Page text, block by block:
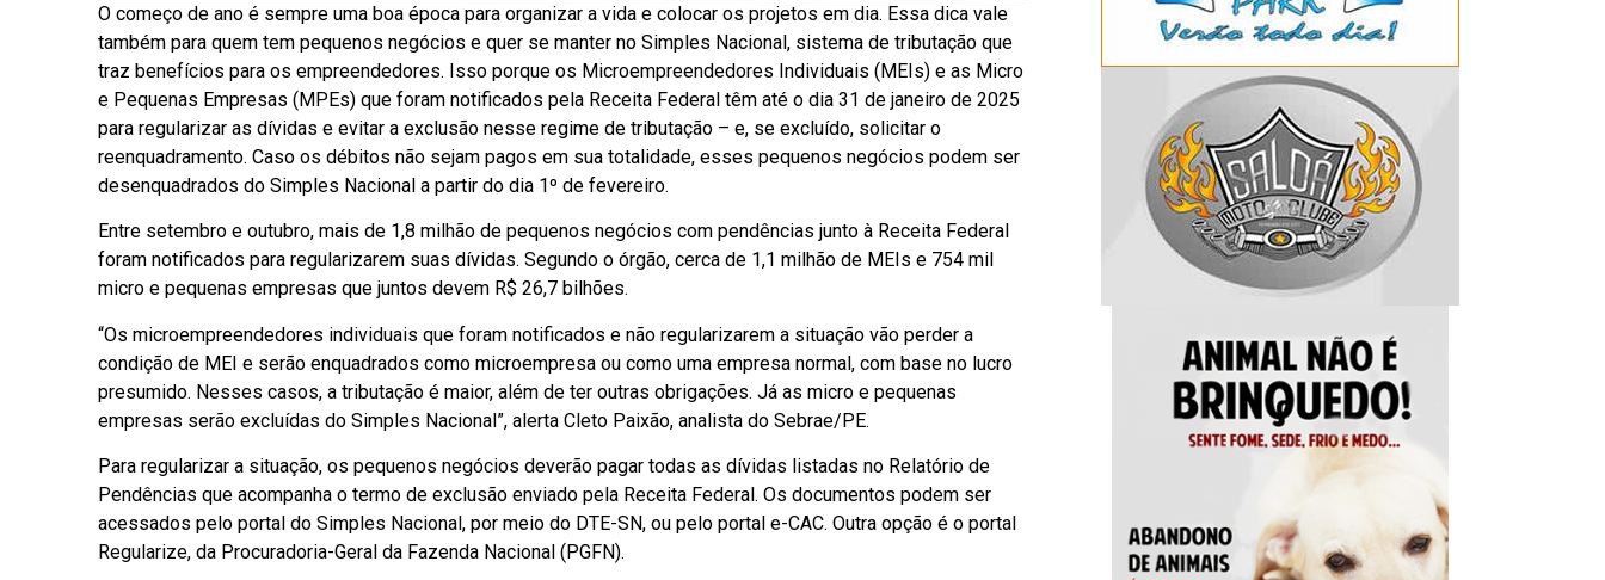
O começo de ano é sempre uma boa época para organizar a vida e colocar os projetos em dia. Essa dica vale
também para quem tem pequenos negócios e quer se manter no Simples Nacional, sistema de tributação que
traz benefícios para os empreendedores. Isso porque os Microempreendedores Individuais (MEIs) e as Micro
e Pequenas Empresas (MPEs) que foram notificados pela Receita Federal têm até o dia 31 de janeiro de 2025
para regularizar as dívidas e evitar a exclusão nesse regime de tributação – e, se excluído, solicitar o
reenquadramento. Caso os débitos não sejam pagos em sua totalidade, esses pequenos negócios podem ser
desenquadrados do Simples Nacional a partir do dia 1º de fevereiro.
Entre setembro e outubro, mais de 1,8 milhão de pequenos negócios com pendências junto à Receita Federal
foram notificados para regularizarem suas dívidas. Segundo o órgão, cerca de 1,1 milhão de MEIs e 754 mil
micro e pequenas empresas que juntos devem R$ 26,7 bilhões.
“Os microempreendedores individuais que foram notificados e não regularizarem a situação vão perder a
condição de MEI e serão enquadrados como microempresa ou como uma empresa normal, com base no lucro
presumido. Nesses casos, a tributação é maior, além de ter outras obrigações. Já as micro e pequenas
empresas serão excluídas do Simples Nacional”, alerta Cleto Paixão, analista do Sebrae/PE.
Para regularizar a situação, os pequenos negócios deverão pagar todas as dívidas listadas no Relatório de
Pendências que acompanha o termo de exclusão enviado pela Receita Federal. Os documentos podem ser
acessados pelo portal do Simples Nacional, por meio do DTE-SN, ou pelo portal e-CAC. Outra opção é o portal
Regularize, da Procuradoria-Geral da Fazenda Nacional (PGFN).